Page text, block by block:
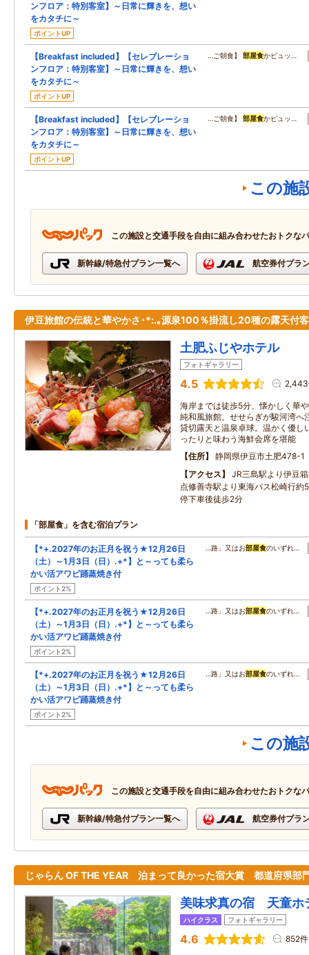
ンフロア：特別客室】～日常に輝きを、想い
をカタチに～
ポイントUP
【Breakfast included】【セレブレーショ
ンフロア：特別客室】～日常に輝きを、想い
をカタチに～
ポイントUP
…ご朝食】部屋食かビュッ…
【Breakfast included】【セレブレーショ
ンフロア：特別客室】～日常に輝きを、想い
をカタチに～
ポイントUP
…ご朝食】部屋食かビュッ…
この施
この施設と交通手段を自由に組み合わせたおトクな
新幹線/特急付プラン一覧へ 航空券付プラ
伊豆旅館の伝統と華やかさ･*:.｡源泉100％掛流し20種の露天付
土肥ふじやホテル
フォトギャラリー
4.5
海岸までは徒歩5分、懐かしく華
純和風旅館。せせらぎが駿河湾へ
貸切露天と温泉卓球。温かく優し
ったりと味わう海鮮会席を堪能
住所
静岡県伊豆市土肥478-1
アクセス
JR三島駅より伊豆
点修善寺駅より東海バス松崎行約
停下車後徒歩2分
「部屋食」を含む宿泊プラン
【*+.2027年のお正月を祝う★12月26日
（土）～1月3日（日）.+*】と～っても柔ら
かい活アワビ踊蒸焼き付
ポイント2%
…路」又はお部屋食のいずれ…
【*+.2027年のお正月を祝う★12月26日
（土）～1月3日（日）.+*】と～っても柔ら
かい活アワビ踊蒸焼き付
ポイント2%
…路」又はお部屋食のいずれ…
【*+.2027年のお正月を祝う★12月26日
（土）～1月3日（日）.+*】と～っても柔ら
かい活アワビ踊蒸焼き付
ポイント2%
…路」又はお部屋食のいずれ…
この施
この施設と交通手段を自由に組み合わせたおトクな
新幹線/特急付プラン一覧へ 航空券付プラ
じゃらん OF THE YEAR 泊まって良かった宿大賞 都道府県部
美味求真の宿 天童ホ
ハイクラス フォトギャラリー
4.6 852件